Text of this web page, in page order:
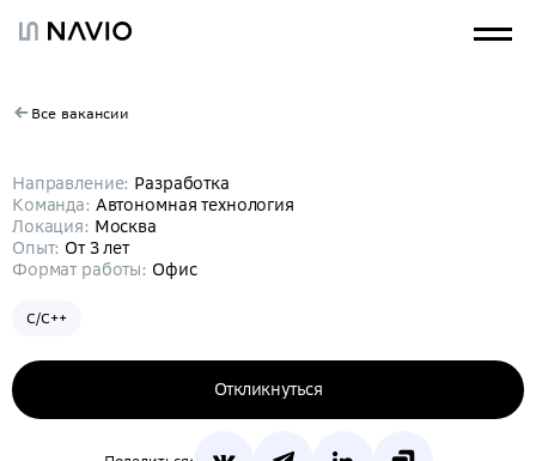
Все вакансии
Направление: Разработка
Команда: Автономная технология
Локация: Москва
Опыт: От 3 лет
Формат работы: Офис
C/C++
Откликнуться